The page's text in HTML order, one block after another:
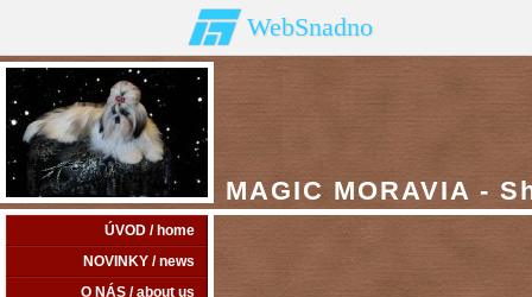
WebSnadno
MAGIC MORAVIA -
ÚVOD / home
NOVINKY / news
O NÁS / about us